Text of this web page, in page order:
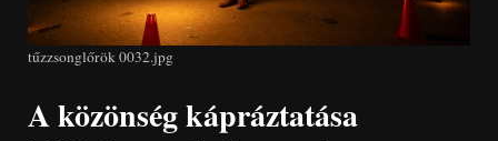
tűzzsonglőrök 0032.jpg
A közönség kápráztatása